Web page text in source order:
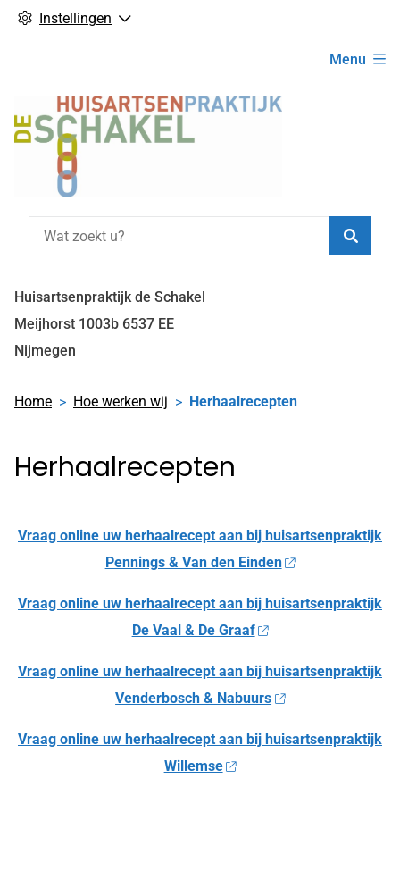
Instellingen
Menu
Huisartsenpraktijk de Schakel
Meijhorst 1003b 6537 EE
Nijmegen
Home Hoe werken wij Herhaalrecepten
Herhaalrecepten
Vraag online uw herhaalrecept aan bij huisartsenpraktijk
Pennings & Van den Einden
Vraag online uw herhaalrecept aan bij huisartsenpraktijk
De Vaal & De Graaf
Vraag online uw herhaalrecept aan bij huisartsenpraktijk
Venderbosch & Nabuurs
Vraag online uw herhaalrecept aan bij huisartsenpraktijk
Willemse